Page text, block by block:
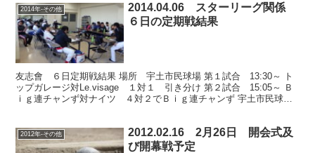
2014年-その他
2014.04.06 スターリーグ関係
６日の定期戦結果
友志會 ６日定期戦結果 場所 宇土市民球場 第１試合 13:30～ ト
ップガレージ対Le.visage １対１ 引き分け 第２試合 15:05～ Ｂ
ｉｇ連チャンず対ナイツ ４対２でＢｉｇ連チャンず 宇土市民球
2012年-その他
2012.02.16 2月26日 開会式及
び開幕戦予定